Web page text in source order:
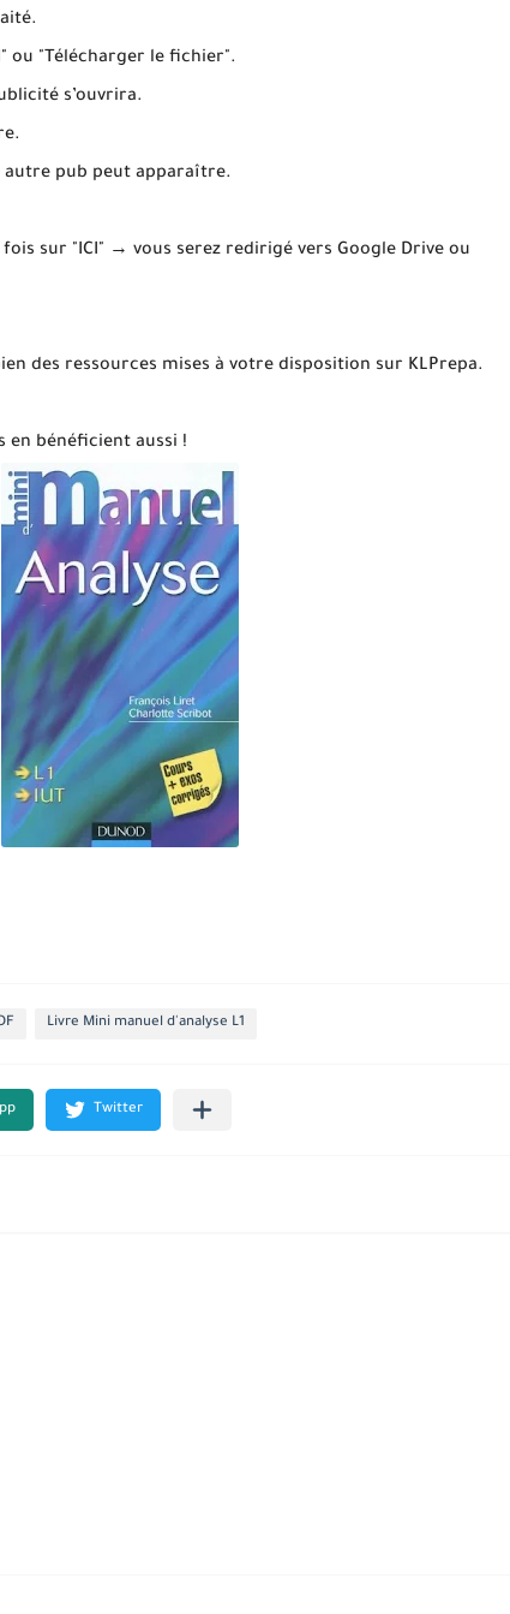
ou "Télécharger le fichier".
s’ouvrira.
autre pub peut apparaître.
sur "ICI" → vous serez redirigé vers Google Drive ou
des ressources mises à votre disposition sur KLPrepa.
en bénéficient aussi !
Livre Mini manuel d'analyse L1